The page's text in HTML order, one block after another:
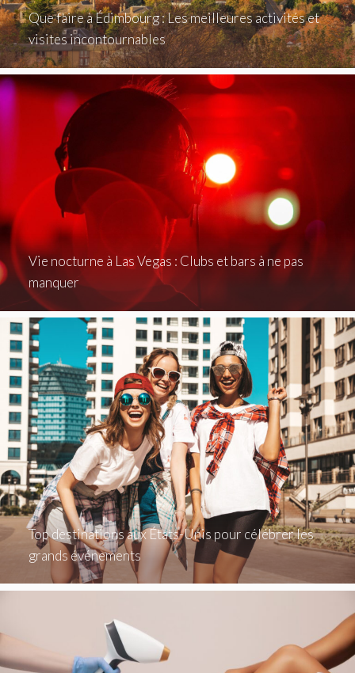
Que faire à Édimbourg : Les meilleures activités et
visites incontournables
Vie nocturne à Las Vegas : Clubs et bars à ne pas
manquer
Top destinations aux États-Unis pour célébrer les
grands événements